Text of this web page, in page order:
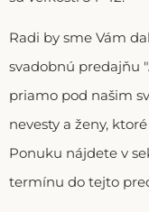
Radi by sme Vám
svadobnú predajňu
priamo pod našim
nevesty a ženy,
Ponuku nájdete v
termínu do tejto